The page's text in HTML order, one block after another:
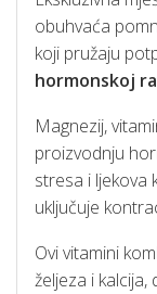
obuhvaća
koji pružaju
hormonskoj
Magnezij,
proizvodnju
stresa i ljekova
uključuje
Ovi vitamini
željeza i